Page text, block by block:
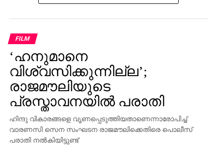
പാര്‍ട്ടിക്ക് ഒരു കുഴപ്പവുമില്ലെന്ന് പറയാന്‍ എം.വി
ഗോവിന്ദന് മാത്രമേ കഴിയൂവെന്നും വി.ഡി സതീശന്‍
പരിഹസിച്ചു. എന്തുകൊണ്ട് ദേവസ്വം ബോര്‍ഡ്
പോറ്റിക്കെതിരെ പരാതി നല്‍കിയില്ലെന്നും പോറ്റി
കുടുങ്ങിയാല്‍ പലരും കുടുങ്ങും എന്ന് സിപിഎമ്മിന്
അറിയാമായിരുന്നുവെന്നും അദ്ദേഹം കൂട്ടിച്ചേര്‍ത്തു.
FILM
‘ഹനുമാനെ
വിശ്വസിക്കുന്നില്ല’;
രാജമൗലിയുടെ
പ്രസ്താവനയില്‍ പരാതി
ഹിന്ദു വികാരങ്ങളെ വൃണപ്പെടുത്തിയതാണെന്നാരോപിച്ച്
വാരണസി സെന സംഘടന രാജമൗലിക്കെതിരെ പൊലീസ്
പരാതി നല്‍കിയിട്ടുണ്ട്